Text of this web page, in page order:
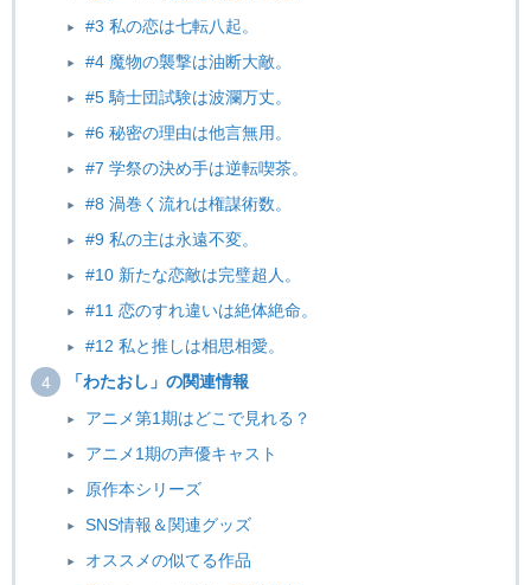
#3 私の恋は七転八起。
#4 魔物の襲撃は油断大敵。
#5 騎士団試験は波瀾万丈。
#6 秘密の理由は他言無用。
#7 学祭の決め手は逆転喫茶。
#8 渦巻く流れは権謀術数。
#9 私の主は永遠不変。
#10 新たな恋敵は完璧超人。
#11 恋のすれ違いは絶体絶命。
#12 私と推しは相思相愛。
「わたおし」の関連情報
アニメ第1期はどこで見れる？
アニメ1期の声優キャスト
原作本シリーズ
SNS情報＆関連グッズ
オススメの似てる作品